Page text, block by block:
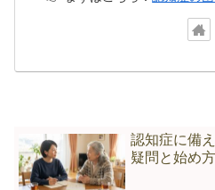
認知症に備
疑問と始め方